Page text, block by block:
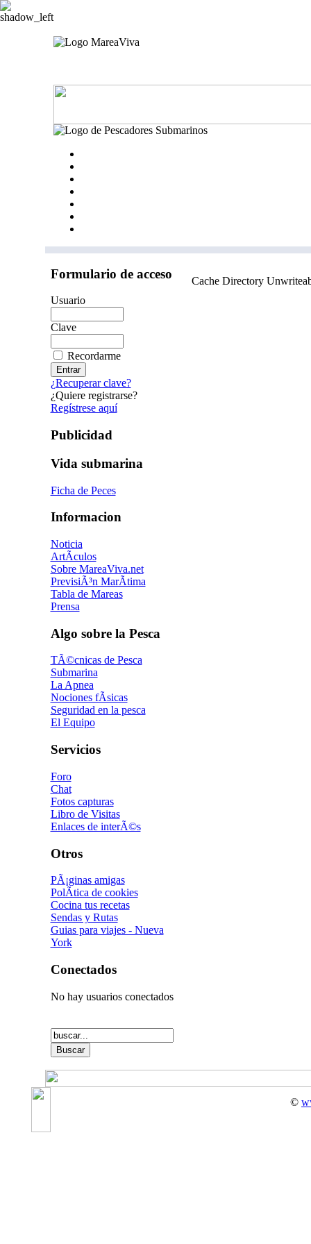
Formulario de acceso
Usuario
Clave
Recordarme
¿Recuperar clave?
¿Quiere registrarse?
Regístrese aquí
Publicidad
Vida submarina
Ficha de Peces
Informacion
Noticia
ArtÃ­culos
Sobre MareaViva.net
PrevisiÃ³n MarÃ­tima
Tabla de Mareas
Prensa
Algo sobre la Pesca
TÃ©cnicas de Pesca
Submarina
La Apnea
Nociones fÃ­sicas
Seguridad en la pesca
El Equipo
Servicios
Foro
Chat
Fotos capturas
Libro de Visitas
Enlaces de interÃ©s
Otros
PÃ¡ginas amigas
PolÃ­tica de cookies
Cocina tus recetas
Sendas y Rutas
Guias para viajes - Nueva
York
Conectados
No hay usuarios conectados
Cache Directory
©